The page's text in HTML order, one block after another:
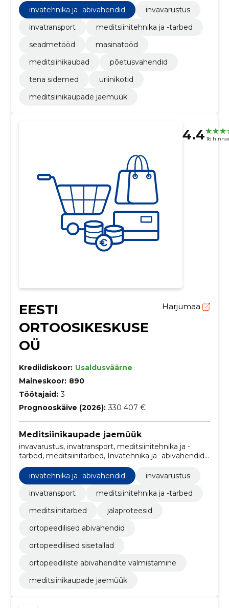
TENA sidemed, Uriinikotid
invatehnika ja -abivahendid
invavarustus
invatransport
meditsiinitehnika ja -tarbed
seadmetööd
masinatööd
meditsiinikaubad
põetusvahendid
tena sidemed
uriinikotid
meditsiinikaupade jaemüük
4.4 16
EESTI
ORTOOSIKESKUSE
OÜ
Harjumaa
Krediidiskoor: Usaldusväärne
Maineskoor: 890
Töötajaid: 3
Prognooskäive (2026): 330 407 €
Meditsiinikaupade jaemüük
invavarustus, invatransport, meditsiinitehnika ja -
tarbed, meditsiinitarbed, Invatehnika ja -abivahendid,
Jalaproteesid, ortopeedilised abivahendid,
Ortopeedilised sisetallad, Ortopeediliste abivahendite
valmistamine
invatehnika ja -abivahendid
invavarustus
invatransport
meditsiinitehnika ja -tarbed
meditsiinitarbed
jalaproteesid
ortopeedilised abivahendid
ortopeedilised sisetallad
ortopeediliste abivahendite valmistamine
meditsiinikaupade jaemüük